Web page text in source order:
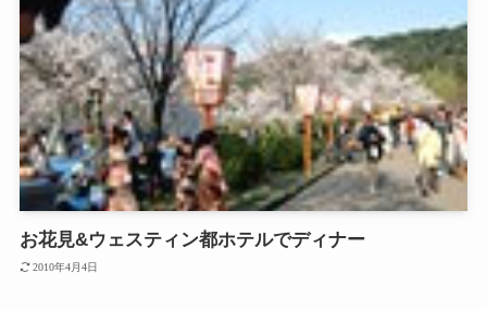
お花見&ウェスティン都ホテルでディナー
2010年4月4日